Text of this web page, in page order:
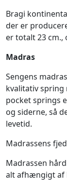
Bragi
der er
er totalt 23 cm.,
Madras
Sengens
kvalitativ spring
pocket springs
og siderne, så
levetid.
Madrassens
Madrassen
alt afhængigt af